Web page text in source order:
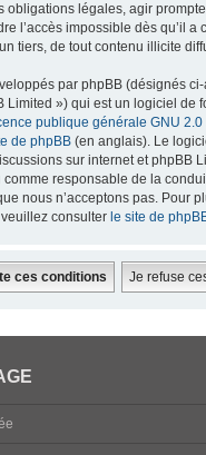
obligations légales, agir
l’accès impossible dès qu’il a
tiers, de tout contenu illicite
par phpBB (désignés
Limited ») qui est un logiciel de
publique générale GNU 2.0
de phpBB (en anglais). Le
sur internet et phpBB
comme responsable de la
nous n’acceptons pas. Pour
consulter le site de